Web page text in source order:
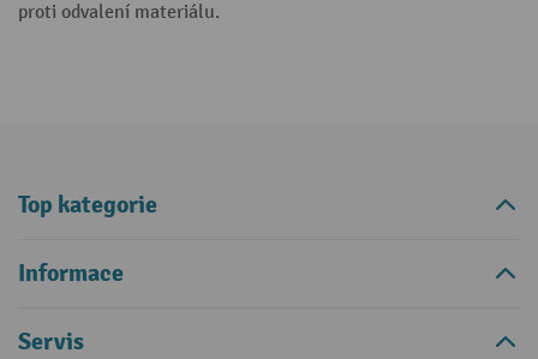
proti odvalení materiálu.
Top kategorie
Informace
Servis